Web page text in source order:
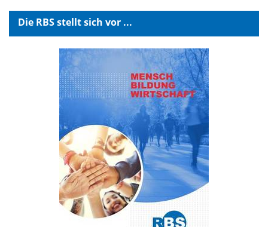
Die RBS stellt sich vor ...